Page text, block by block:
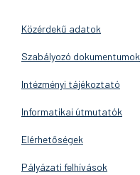
Közérdekű adatok
Szabályozó dokumentumok
Intézményi tájékoztató
Informatikai útmutatók
Elérhetőségek
Pályázati felhívások